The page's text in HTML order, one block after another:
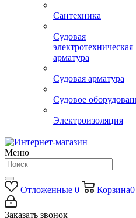
Сантехника
Судовая
электротехническая
арматура
Судовая арматура
Судовое
Электроизоляция
Меню
Отложенные 0 Корзина0
Заказать звонок